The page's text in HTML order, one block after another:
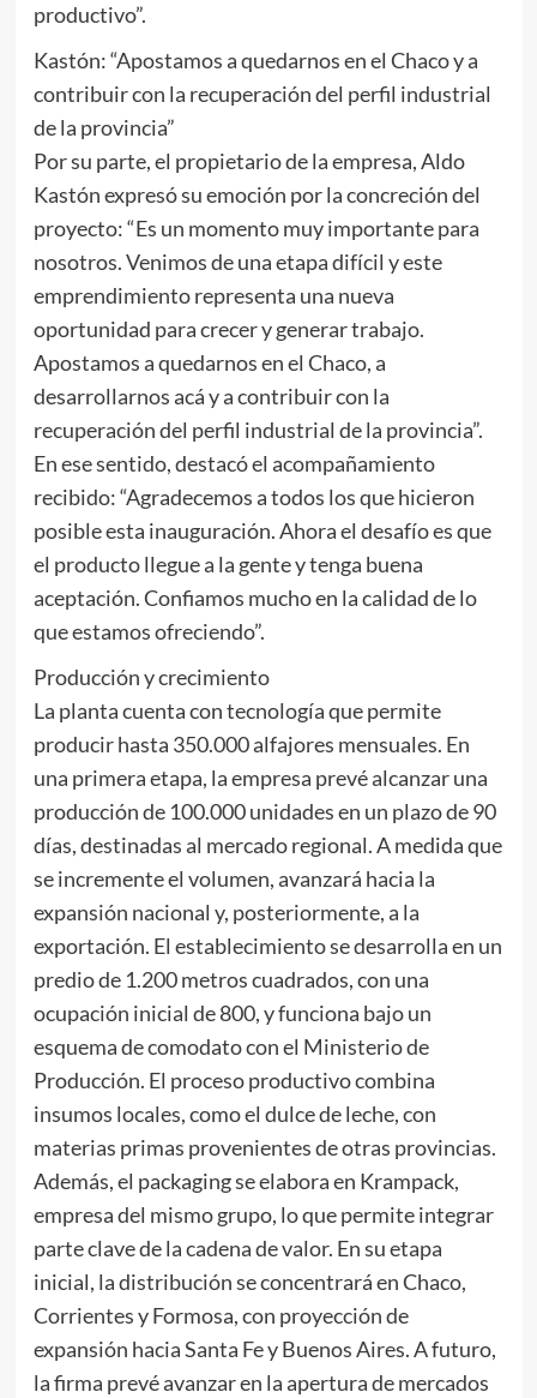
productivo”.
Kastón: “Apostamos a quedarnos en el Chaco y a
contribuir con la recuperación del perfil industrial
de la provincia”
Por su parte, el propietario de la empresa, Aldo
Kastón expresó su emoción por la concreción del
proyecto: “Es un momento muy importante para
nosotros. Venimos de una etapa difícil y este
emprendimiento representa una nueva
oportunidad para crecer y generar trabajo.
Apostamos a quedarnos en el Chaco, a
desarrollarnos acá y a contribuir con la
recuperación del perfil industrial de la provincia”.
En ese sentido, destacó el acompañamiento
recibido: “Agradecemos a todos los que hicieron
posible esta inauguración. Ahora el desafío es que
el producto llegue a la gente y tenga buena
aceptación. Confiamos mucho en la calidad de lo
que estamos ofreciendo”.
Producción y crecimiento
La planta cuenta con tecnología que permite
producir hasta 350.000 alfajores mensuales. En
una primera etapa, la empresa prevé alcanzar una
producción de 100.000 unidades en un plazo de 90
días, destinadas al mercado regional. A medida que
se incremente el volumen, avanzará hacia la
expansión nacional y, posteriormente, a la
exportación. El establecimiento se desarrolla en un
predio de 1.200 metros cuadrados, con una
ocupación inicial de 800, y funciona bajo un
esquema de comodato con el Ministerio de
Producción. El proceso productivo combina
insumos locales, como el dulce de leche, con
materias primas provenientes de otras provincias.
Además, el packaging se elabora en Krampack,
empresa del mismo grupo, lo que permite integrar
parte clave de la cadena de valor. En su etapa
inicial, la distribución se concentrará en Chaco,
Corrientes y Formosa, con proyección de
expansión hacia Santa Fe y Buenos Aires. A futuro,
la firma prevé avanzar en la apertura de mercados